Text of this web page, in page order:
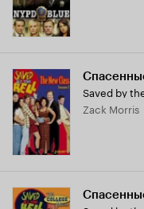
Zack Morris